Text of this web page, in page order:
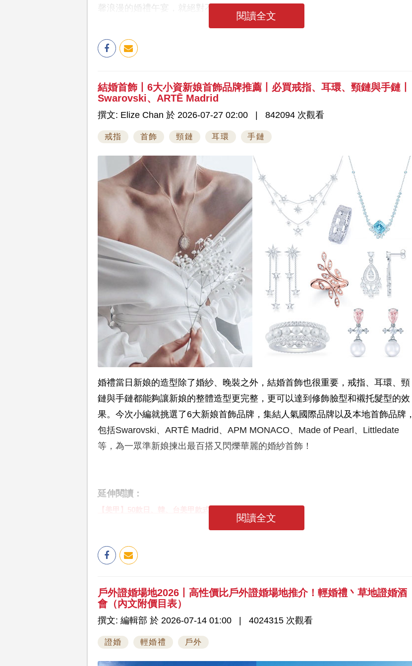
馨浪漫的婚禮午宴，就絕對不能錯過以下的內容啊！
閱讀全文
結婚首飾丨6大小資新娘首飾品牌推薦丨必買戒指、耳環、頸鏈與手鏈丨
Swarovski、ARTĒ Madrid
撰文: Elize Chan 於 2026-07-27 02:00 842094 次觀看
戒指 首飾 頸鏈 耳環 手鏈
婚禮當日新娘的造型除了婚紗、晚裝之外，結婚首飾也很重要，戒指、耳環、頸
鏈與手鏈都能夠讓新娘的整體造型更完整，更可以達到修飾臉型和襯托髮型的效
果。今次小編就挑選了6大新娘首飾品牌，集結人氣國際品牌以及本地首飾品牌，
包括Swarovski、ARTĒ Madrid、APM MONACO、Made of Pearl、Littledate
等，為一眾準新娘揀出最百搭又閃爍華麗的婚紗首飾！
延伸閱讀：
【美甲】50款日、韓、台美甲款式圖輯 + 11大美甲趨勢
閱讀全文
戶外證婚場地2026丨高性價比戶外證婚場地推介！輕婚禮丶草地證婚酒
會（內文附價目表）
撰文: 編輯部 於 2026-07-14 01:00 4024315 次觀看
證婚 輕婚禮 戶外